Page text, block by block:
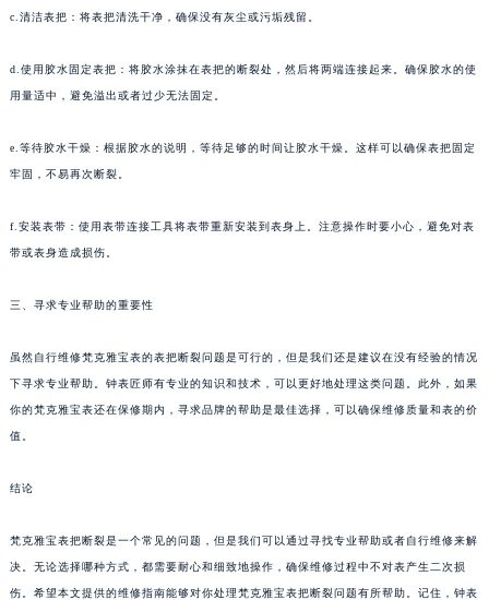
c.清洁表把：将表把清洗干净，确保没有灰尘或污垢残留。
d.使用胶水固定表把：将胶水涂抹在表把的断裂处，然后将两端连接起来。确保胶水的使
用量适中，避免溢出或者过少无法固定。
e.等待胶水干燥：根据胶水的说明，等待足够的时间让胶水干燥。这样可以确保表把固定
牢固，不易再次断裂。
f.安装表带：使用表带连接工具将表带重新安装到表身上。注意操作时要小心，避免对表
带或表身造成损伤。
三、寻求专业帮助的重要性
虽然自行维修梵克雅宝表的表把断裂问题是可行的，但是我们还是建议在没有经验的情况
下寻求专业帮助。钟表匠师有专业的知识和技术，可以更好地处理这类问题。此外，如果
你的梵克雅宝表还在保修期内，寻求品牌的帮助是最佳选择，可以确保维修质量和表的价
值。
结论
梵克雅宝表把断裂是一个常见的问题，但是我们可以通过寻找专业帮助或者自行维修来解
决。无论选择哪种方式，都需要耐心和细致地操作，确保维修过程中不对表产生二次损
伤。希望本文提供的维修指南能够对你处理梵克雅宝表把断裂问题有所帮助。记住，钟表